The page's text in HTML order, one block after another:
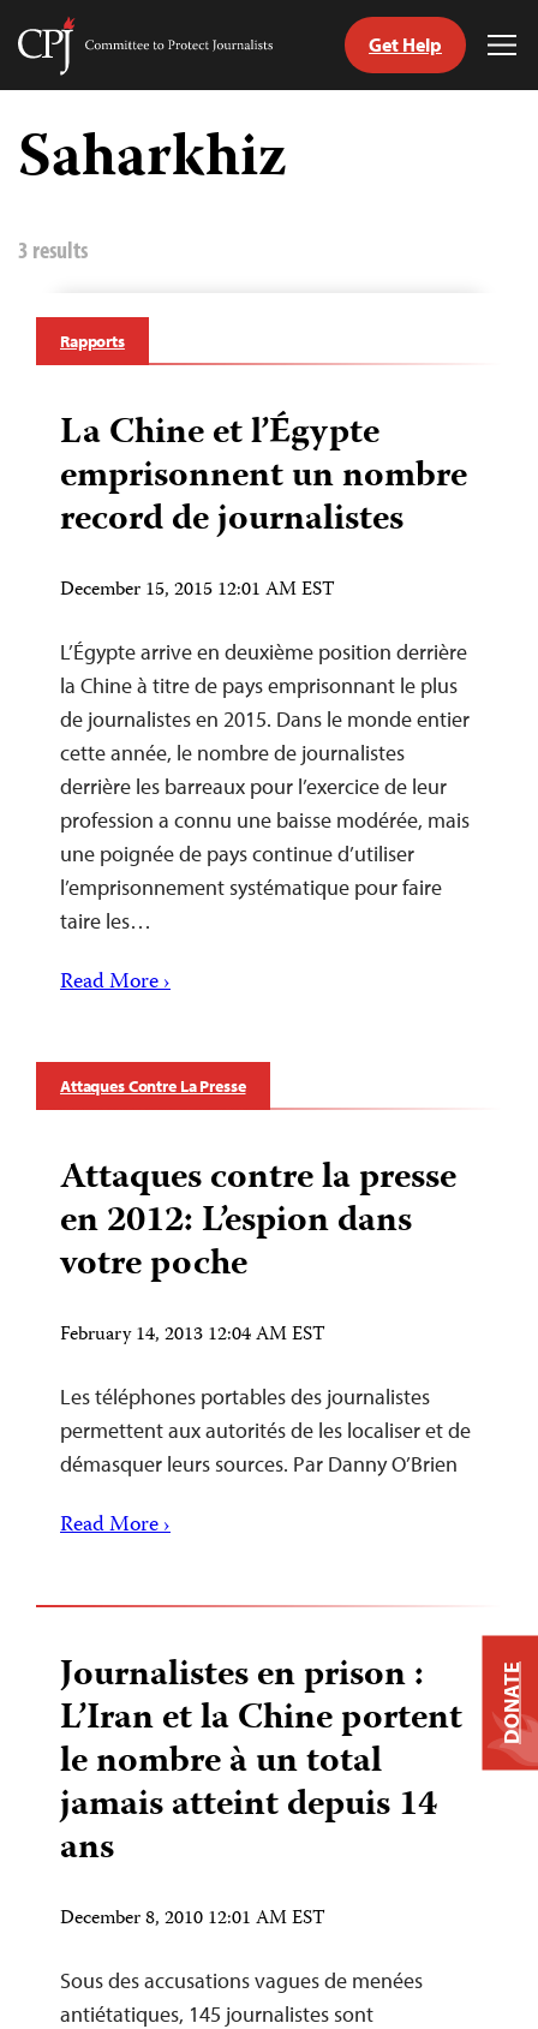
Skip
content
Committee
Journalists
Get Help
Saharkhiz
3 results
Rapports
La Chine et l’Égypte
emprisonnent un nombre
record de journalistes
December 15, 2015 12:01 AM EST
L’Égypte arrive en deuxième position derrière
la Chine à titre de pays emprisonnant le plus
de journalistes en 2015. Dans le monde entier
cette année, le nombre de journalistes
derrière les barreaux pour l’exercice de leur
profession a connu une baisse modérée, mais
une poignée de pays continue d’utiliser
l’emprisonnement systématique pour faire
taire les…
Read More ›
Attaques Contre La Presse
Attaques contre la presse
en 2012: L’espion dans
votre poche
February 14, 2013 12:04 AM EST
Les téléphones portables des journalistes
permettent aux autorités de les localiser et de
démasquer leurs sources. Par Danny O’Brien
Read More ›
Journalistes en prison :
L’Iran et la Chine portent
le nombre à un total
jamais atteint depuis 14
ans
December 8, 2010 12:01 AM EST
Sous des accusations vagues de menées
antiétatiques, 145 journalistes sont
DONATE